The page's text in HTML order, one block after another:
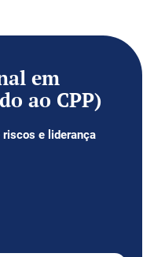
em
ao CPP)
riscos e liderança